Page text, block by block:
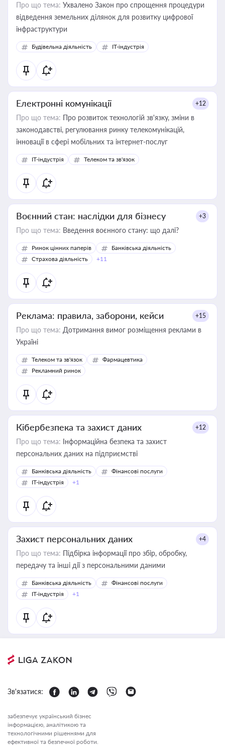
Про що тема: Ухвалено Закон про спрощення процедури
відведення земельних ділянок для розвитку цифрової
інфраструктури
Будівельна діяльність IT-індустрія
Електронні комунікації +12
Про що тема: Про розвиток технологій зв'язку, зміни в
законодавстві, регулювання ринку телекомунікацій,
інновації в сфері мобільних та інтернет-послуг
IT-індустрія Телеком та зв'язок
Воєнний стан: наслідки для бізнесу +3
Про що тема: Введення воєнного стану: що далі?
Ринок цінних паперів
Банківська діяльність
Страхова діяльність
+11
Реклама: правила, заборони, кейси +15
Про що тема: Дотримання вимог розміщення реклами в
Україні
Телеком та зв'язок
Фармацевтика
Рекламний ринок
Кібербезпека та захист даних +12
Про що тема: Інформаційна безпека та захист
персональних даних на підприємстві
Банківська діяльність
Фінансові послуги
IT-індустрія
+1
Захист персональних даних +4
Про що тема: Підбірка інформації про збір, обробку,
передачу та інші дії з персональними даними
Банківська діяльність
Фінансові послуги
IT-індустрія
+1
Зв'язатися:
забезпечує український бізнес
інформацією, аналітикою та
технологічними рішеннями для
ефективної та безпечної роботи.